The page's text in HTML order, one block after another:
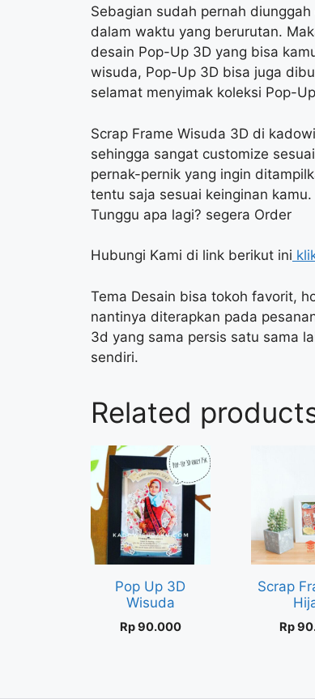
Sebagian sudah pernah
dalam waktu yang berurutan.
desain Pop-Up 3D yang bisa
wisuda, Pop-Up 3D bisa juga
selamat menyimak koleksi Pop-
Scrap Frame Wisuda 3D di
sehingga sangat customize
pernak-pernik yang ingin
tentu saja sesuai keinginan kamu.
Tunggu apa lagi? segera Order
Hubungi Kami di link berikut ini
Tema Desain bisa tokoh favorit,
nantinya diterapkan pada
3d yang sama persis satu sama
sendiri.
Related
Pop Up 3D
Wisuda
Rp90.000
Scrap
Rp